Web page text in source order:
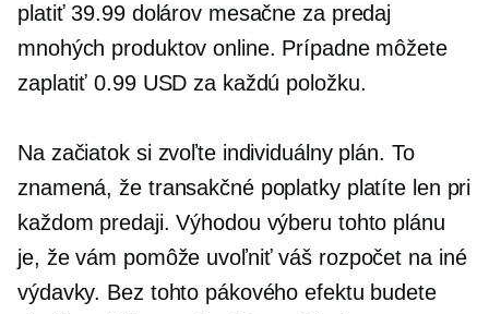
platiť 39.99 dolárov mesačne za predaj
mnohých produktov online. Prípadne môžete
zaplatiť 0.99 USD za každú položku.
Na začiatok si zvoľte individuálny plán. To
znamená, že transakčné poplatky platíte len pri
každom predaji. Výhodou výberu tohto plánu
je, že vám pomôže uvoľniť váš rozpočet na iné
výdavky. Bez tohto pákového efektu budete